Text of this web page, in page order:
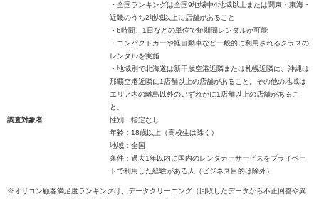
・全国ランキングは全国9地域中4地域以上または関東・東海・
近畿のうち2地域以上に店舗があること
・6時間、1日などの単位で短期間レンタルが可能
・コンパクトカーや軽自動車など一般的に利用されるクラスの
レンタルを実施
・地域別で北海道は新千歳空港近隣または札幌近隣に、沖縄は
那覇空港近隣に1店舗以上の店舗があること。その他の地域は
エリア内の離島以外のいずれかに1店舗以上の店舗があるこ
と。
調査対象者
性別：指定なし
年齢：18歳以上（高校生は除く）
地域：全国
条件：過去1年以内に国内のレンタカーサービスをプライベー
トで利用した経験がある人（ビジネス目的は除外）
※オリコン顧客満足度ランキングは、データクリーニング（回収したデータから不正回答や異